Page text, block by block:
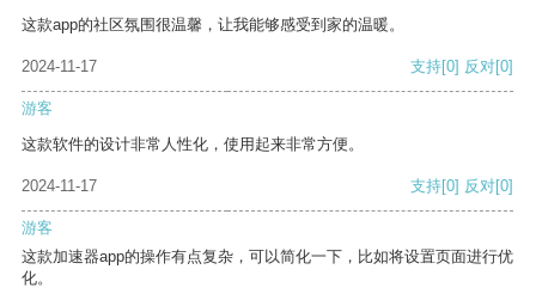
这款app的社区氛围很温馨，让我能够感受到家的温暖。
2024-11-17 支持[0] 反对[0]
游客
这款软件的设计非常人性化，使用起来非常方便。
2024-11-17 支持[0] 反对[0]
游客
这款加速器app的操作有点复杂，可以简化一下，比如将设置页面进行优
化。